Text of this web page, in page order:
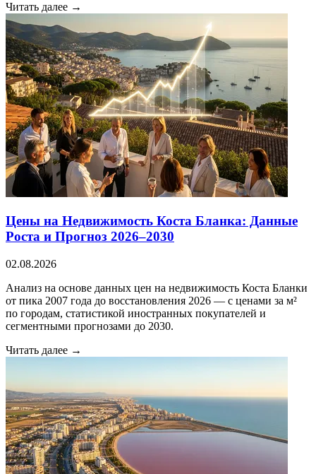
Читать далее →
Цены на Недвижимость Коста Бланка: Данные
Роста и Прогноз 2026–2030
02.08.2026
Анализ на основе данных цен на недвижимость Коста Бланки
от пика 2007 года до восстановления 2026 — с ценами за м²
по городам, статистикой иностранных покупателей и
сегментными прогнозами до 2030.
Читать далее →